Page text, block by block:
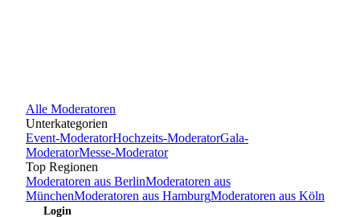
Alle Moderatoren
Unterkategorien
Event-ModeratorHochzeits-ModeratorGala-
ModeratorMesse-Moderator
Top Regionen
Moderatoren aus BerlinModeratoren aus
MünchenModeratoren aus HamburgModeratoren aus Köln
Login